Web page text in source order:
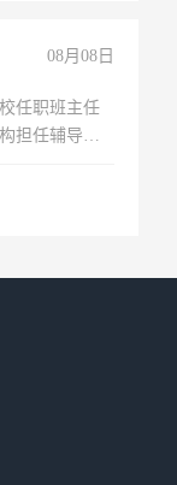
08月08日
任职班主任
担任辅导教